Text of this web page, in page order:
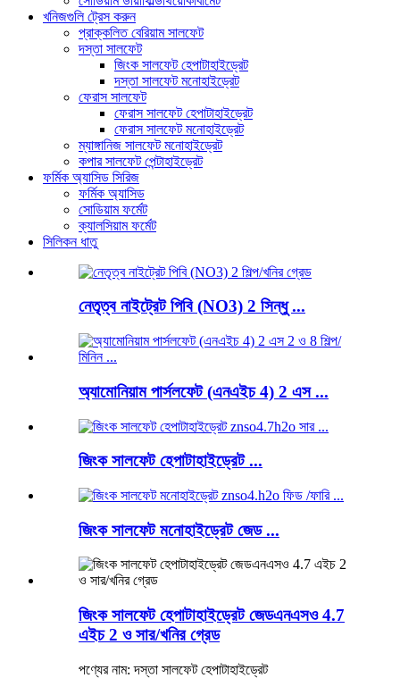
খনিজগুলি ট্রেস করুন
প্রাক্কলিত বেরিয়াম সালফেট
দস্তা সালফেট
জিংক সালফেট হেপাটাহাইড্রেট
দস্তা সালফেট মনোহাইড্রেট
ফেরাস সালফেট
ফেরাস সালফেট হেপাটাহাইড্রেট
ফেরাস সালফেট মনোহাইড্রেট
ম্যাঙ্গানিজ সালফেট মনোহাইড্রেট
কপার সালফেট পেন্টাহাইড্রেট
ফর্মিক অ্যাসিড সিরিজ
ফর্মিক অ্যাসিড
সোডিয়াম ফর্মেট
ক্যালসিয়াম ফর্মেট
সিলিকন ধাতু
নেতৃত্ব নাইট্রেট পিবি (NO3) 2 সিন্ধু ...
অ্যামোনিয়াম পার্সলফেট (এনএইচ 4) 2 এস ...
জিংক সালফেট হেপাটাহাইড্রেট ...
জিংক সালফেট মনোহাইড্রেট জেড ...
জিংক সালফেট হেপাটাহাইড্রেট জেডএনএসও 4.7
এইচ 2 ও সার/খনির গ্রেড
পণ্যের নাম: দস্তা সালফেট হেপাটাহাইড্রেট